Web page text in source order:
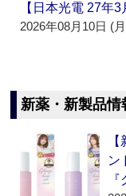
【日本光電 27年
2026年08月10日 (
新薬・新製品情
ン